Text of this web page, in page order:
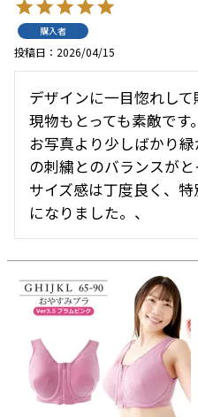
購入者
投稿日 2026/04/15
デザインに一目惚れし
現物もとっても素敵です。
お写真より少しばかり
の刺繍とのバランスがと
サイズ感は丁度良く、
になりました。、